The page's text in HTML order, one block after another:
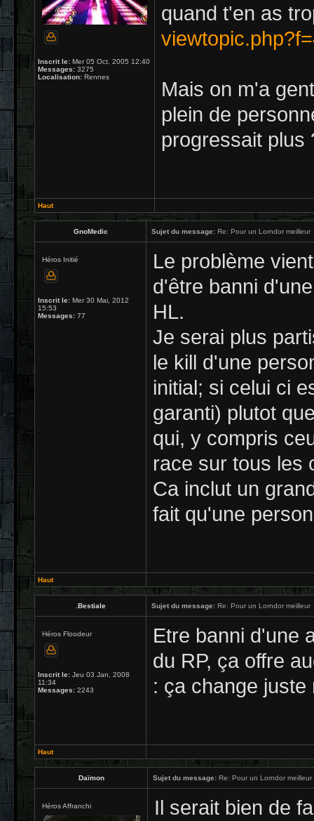
Inscrit le: Mer 05 Oct, 2005 12:40
Messages: 3275
Localisation: Rennes
quand t'en as
Mais on m'a
plein de
progressait plus
Haut
GnoMedic Sujet du message: Re: Pour un Lorndor meilleur
Héros Initié
Inscrit le: Mer 30 Mai, 2012
15:53
Messages: 77
Le problème
d'être banni
HL.
Je serai plus
le kill d'une
initial; si celui ci
garanti) plutot
qui, y compris
race sur tous les
Ca inclut un
fait qu'une
Haut
.Bestiale Sujet du message: Re: Pour un Lorndor meilleur
Héros Floodeur
Inscrit le: Jeu 03 Jan, 2008
11:34
Messages: 2243
Etre banni d'une
du RP, ça offre
: ça change juste
Haut
Daïmon Sujet du message: Re: Pour un Lorndor meilleur
Héros Affranchi
Il serait bien de